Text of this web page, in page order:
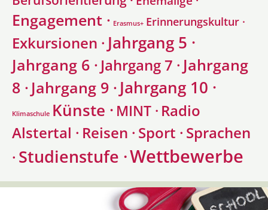
Engagement · Erasmus+ Erinnerungskultur ·
Exkursionen · Jahrgang 5 ·
Jahrgang 6 · Jahrgang 7 · Jahrgang
8 · Jahrgang 9 · Jahrgang 10 ·
Klimaschule Künste · MINT · Radio
Alstertal · Reisen · Sport · Sprachen
· Studienstufe ·Wettbewerbe